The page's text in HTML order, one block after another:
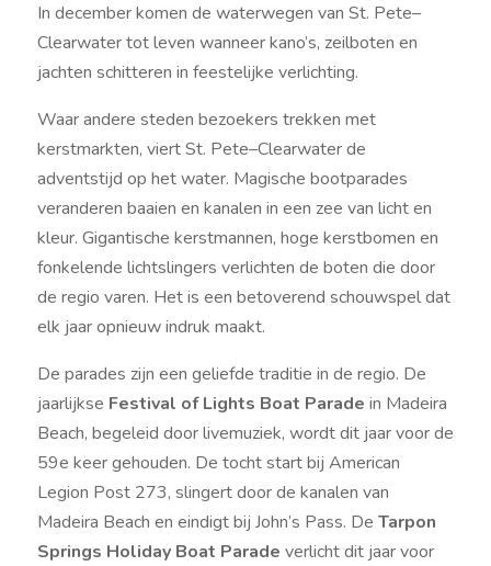
In december komen de waterwegen van St. Pete–
Clearwater tot leven wanneer kano’s, zeilboten en
jachten schitteren in feestelijke verlichting.
Waar andere steden bezoekers trekken met
kerstmarkten, viert St. Pete–Clearwater de
adventstijd op het water. Magische bootparades
veranderen baaien en kanalen in een zee van licht en
kleur. Gigantische kerstmannen, hoge kerstbomen en
fonkelende lichtslingers verlichten de boten die door
de regio varen. Het is een betoverend schouwspel dat
elk jaar opnieuw indruk maakt.
De parades zijn een geliefde traditie in de regio. De
jaarlijkse Festival of Lights Boat Parade in Madeira
Beach, begeleid door livemuziek, wordt dit jaar voor de
59e keer gehouden. De tocht start bij American
Legion Post 273, slingert door de kanalen van
Madeira Beach en eindigt bij John’s Pass. De Tarpon
Springs Holiday Boat Parade verlicht dit jaar voor